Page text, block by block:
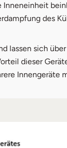
Inneneinheit
des
lassen sich
dieser
Innengeräte